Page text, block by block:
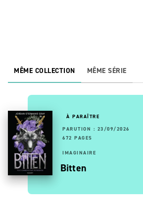
MÊME COLLECTION MÊME SÉRIE
À PARAÎTRE
PARUTION : 23/09/2026
672 PAGES
IMAGINAIRE
Bitten